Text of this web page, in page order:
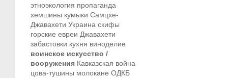
этноэкология пропаганда
хемшины кумыки Самцхе-
Джавахети Украина скифы
горские евреи Джавахети
забастовки кухня виноделие
воинское искусство /
вооружения Кавказская война
цова-тушины молокане ОДКБ